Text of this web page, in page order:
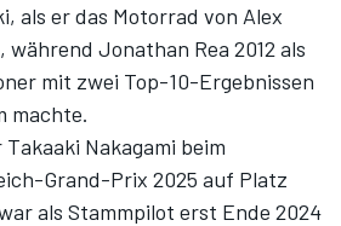
als er das Motorrad von Alex
Jonathan Rea 2012 als
mit zwei Top-10-Ergebnissen
machte.
Nakagami beim
Grand-Prix 2025 auf Platz
als Stammpilot erst Ende 2024